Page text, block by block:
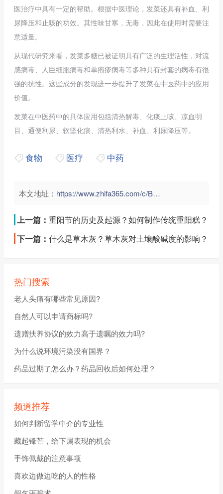
医治疗中具有一定的帮助。根据中医理论，发菜还具有补血、利
尿降压和止咳的功效。其性味甘寒，无毒，因此在使用时需要注
意适量。
从现代研究来看，发菜多糖已被证明具有广泛的生理活性，对流
感病毒、人巨细胞病毒和单疱疹病毒等多种具有封套的病毒有很
强的抗性。这些成分的发现进一步提升了发菜在中医药中的应用
价值。
发菜在中医药中的具体应用包括清热解毒、化痰止咳、凉血明
目、通便利尿、软坚化痰、清热利水、补血、利尿降压等。
食物 医疗 中药
本文地址： https://www.zhifa365.com/c/BpwLZvtzV2a9RWcb">
上一篇： 重阳节的历史及起源？如何制作传统重阳糕？
下一篇： 什么是草木灰？草木灰对土壤酸碱度的影响？
热门搜索
老人头痛有哪些常见原因?
自然人可以申请商标吗?
遗赠扶养协议的效力高于遗嘱的效力吗?
为什么说环境污染没有国界？
药品过期了怎么办？药品回收后如何处理？
频道推荐
如何判断留学中介的专业性
藏起锋芒，给下属表现的机会
手饰佩戴的注意事项
喜欢边做边吃的人的性格